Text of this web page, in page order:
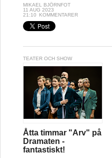
MIKAEL BJÖRNFOT
11 AUG 2023
21:10
KOMMENTARER
TEATER OCH SHOW
Åtta timmar "Arv" på
Dramaten -
fantastiskt!